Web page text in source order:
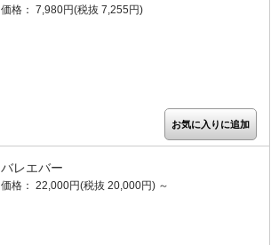
価格： 7,980円(税抜 7,255円)
バレエバー
価格： 22,000円(税抜 20,000円) ～